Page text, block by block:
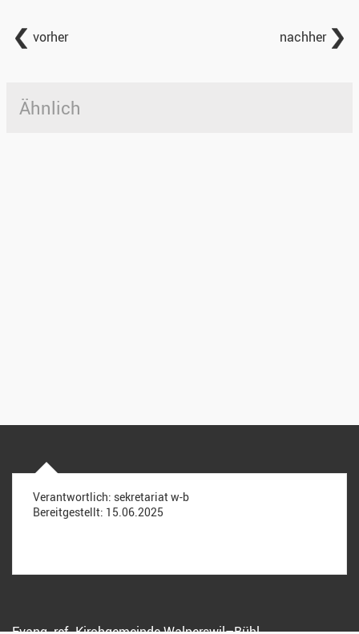
vorher nachher
Ähnlich
Verantwortlich: sekretariat w-b
Bereitgestellt: 15.06.2025